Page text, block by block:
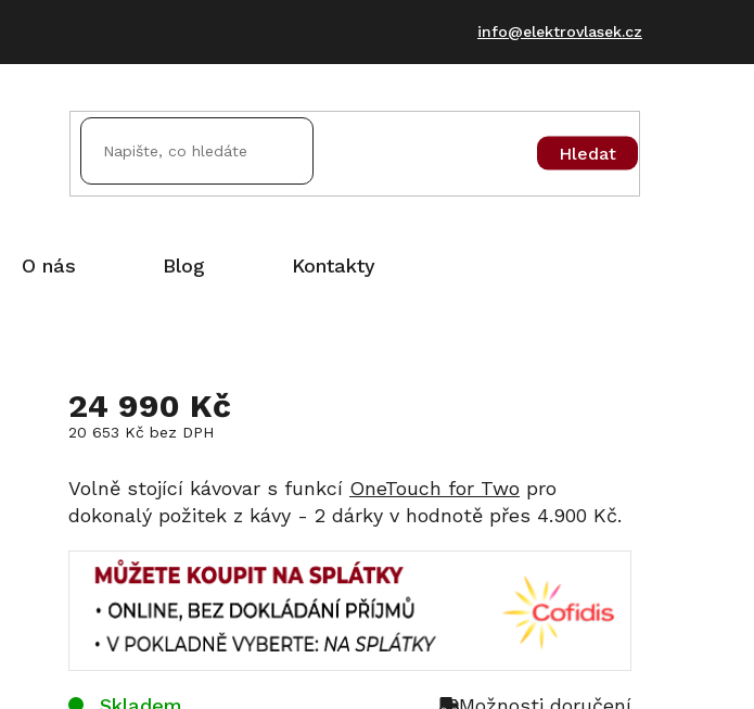
info@elektrovlasek.cz
Hledat
O nás Blog Kontakty
24 990 Kč
20 653 Kč bez DPH
cena:
Volně stojící kávovar s funkcí OneTouch for Two pro
dokonalý požitek z kávy - 2 dárky v hodnotě přes 4.900 Kč.